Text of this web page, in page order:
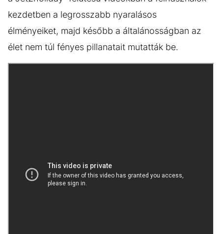
kezdetben a legrosszabb nyaralásos
élményeiket, majd később a általánosságban az
élet nem túl fényes pillanatait mutatták be.